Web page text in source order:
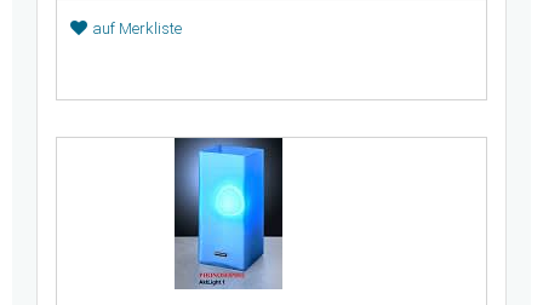
auf Merkliste